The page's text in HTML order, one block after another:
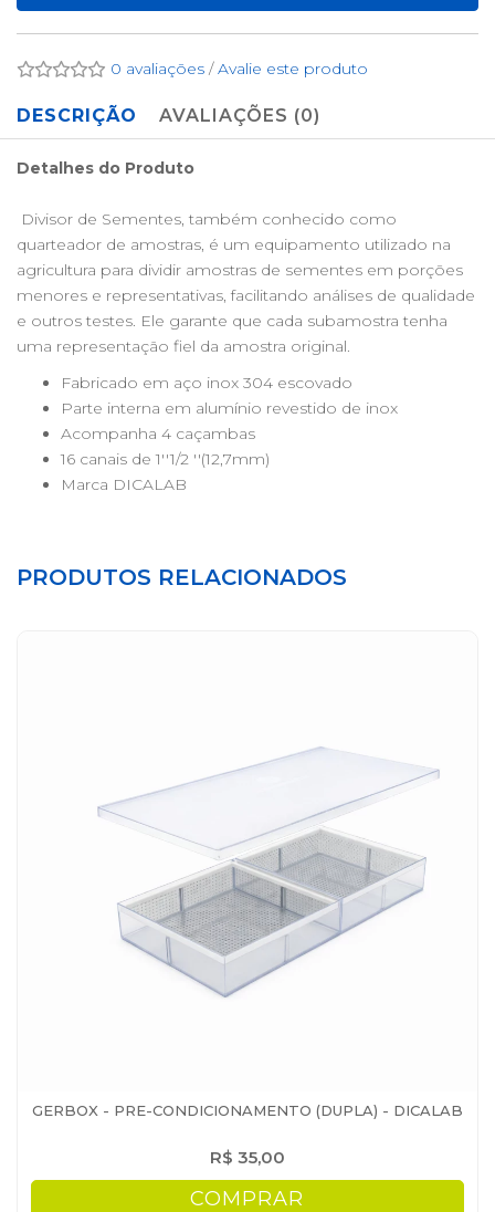
0 avaliações /Avalie este produto
DESCRIÇÃO AVALIAÇÕES (0)
Detalhes do Produto
Divisor de Sementes, também conhecido como
quarteador de amostras, é um equipamento utilizado na
agricultura para dividir amostras de sementes em porções
menores e representativas, facilitando análises de qualidade
e outros testes. Ele garante que cada subamostra tenha
uma representação fiel da amostra original.
Fabricado em aço inox 304 escovado
Parte interna em alumínio revestido de inox
Acompanha 4 caçambas
16 canais de 1''1/2 ''(12,7mm)
Marca DICALAB
PRODUTOS RELACIONADOS
GERBOX - PRE-CONDICIONAMENTO (DUPLA) - DICALAB
R$ 35,00
COMPRAR